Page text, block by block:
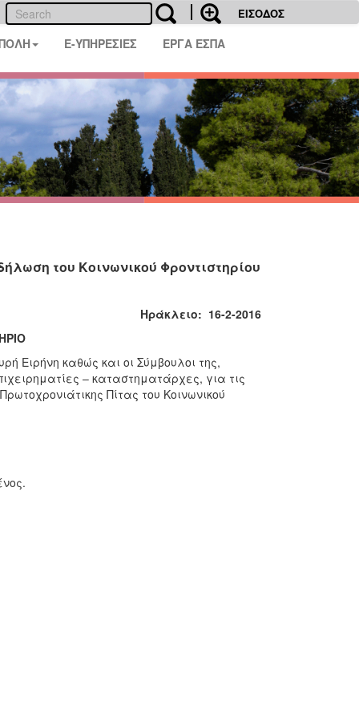
ΕΙΣΟΔΟΣ
E-ΥΠΗΡΕΣΙΕΣ ΕΡΓΑ ΕΣΠΑ
του Κοινωνικού Φροντιστηρίου
Ηράκλειο: 16-2-2016
Ειρήνη καθώς και οι Σύμβουλοι της,
– καταστηματάρχες, για τις
Πίτας του Κοινωνικού